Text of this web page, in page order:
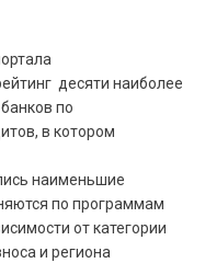
десяти наиболее
по
в котором
наименьшие
по программам
от категории
и региона